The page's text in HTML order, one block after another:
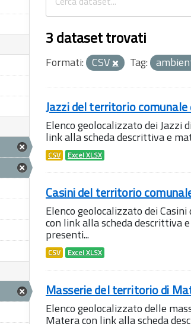
3 dataset trovati
Formati: CSV Tag:
Jazzi del territorio
Elenco geolocalizzato dei
link alla scheda descrittiva e
CSV Excel XLSX
Casini del territorio
Elenco geolocalizzato dei
con link alla scheda descrittiva
presenti...
CSV Excel XLSX
Masserie del territorio di
Elenco geolocalizzato delle
Matera con link alla scheda